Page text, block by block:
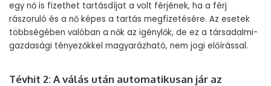
egy nő is fizethet tartásdíjat a volt férjének, ha a férj
rászoruló és a nő képes a tartás megfizetésére. Az esetek
többségében valóban a nők az igénylők, de ez a társadalmi-
gazdasági tényezőkkel magyarázható, nem jogi előírással.
Tévhit 2: A válás után automatikusan jár az